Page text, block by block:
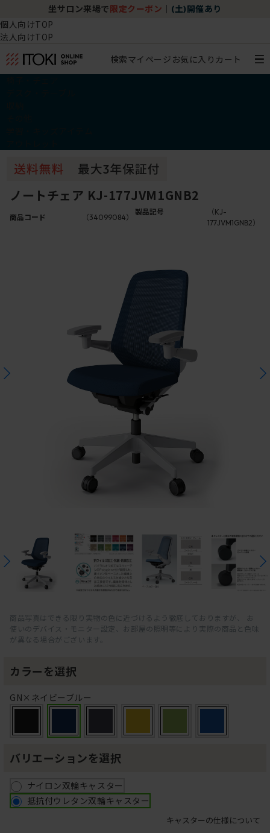
坐サロン来場で 限定クーポン (土)開催あり
個人向けTOP
法人向けTOP
検索マイページ お気に入り カート
ノートチェア KJ-177JVM1GNB2
商品コード （34099084）
製品記号
（KJ-
177JVM1GNB2）
商品写真はできる限り実物の色に近づけるよう徹底しておりますが、 お
使いのデバイス・モニター設定、お部屋の照明等により実際の商品と色味
が異なる場合がございます。
カラーを選択
GN×ネイビーブルー
バリエーションを選択
ナイロン双輪キャスター
抵抗付ウレタン双輪キャスター
キャスターの仕様について